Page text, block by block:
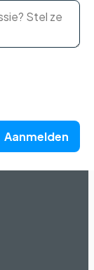
Aanmelden